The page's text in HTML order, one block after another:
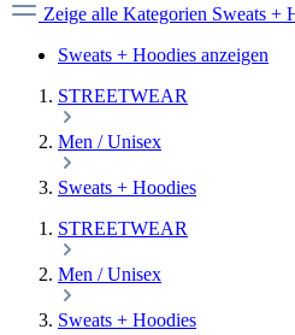
Zeige alle Kategorien Sweats +
Sweats + Hoodies anzeigen
STREETWEAR
Men / Unisex
Sweats + Hoodies
STREETWEAR
Men / Unisex
Sweats + Hoodies